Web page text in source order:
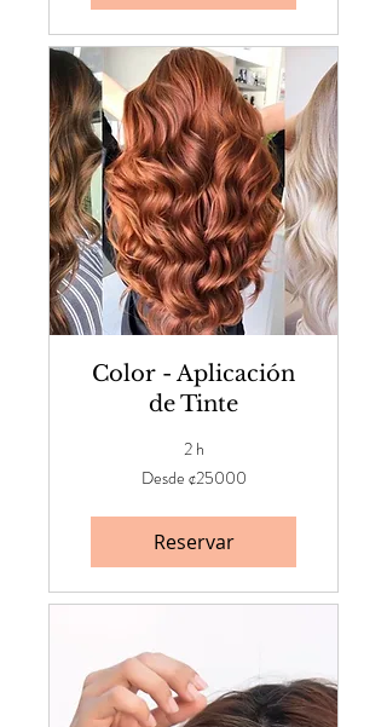
Color - Aplicación
de Tinte
2 h
Desde ¢25000
Reservar